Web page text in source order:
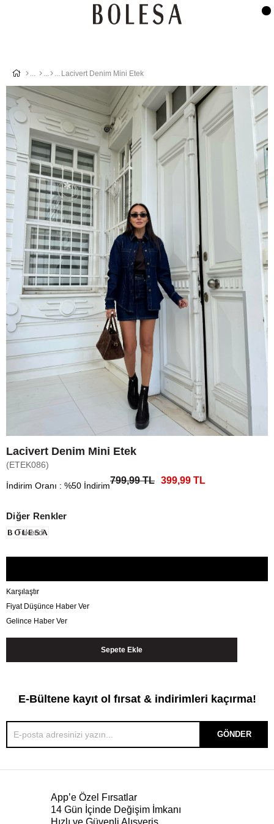
Lacivert Denim Mini Etek
Lacivert Denim Mini Etek
(ETEK086)
İndirim Oranı : %50 İndirim799,99 TL 399,99 TL
Diğer Renkler
Tükendi
Karşılaştır
Fiyat Düşünce Haber Ver
Gelince Haber Ver
E-Bültene kayıt ol fırsat & indirimleri kaçırma!
GÖNDER
App’e Özel Fırsatlar
14 Gün İçinde Değişim İmkanı
Hızlı ve Güvenli Alışveriş